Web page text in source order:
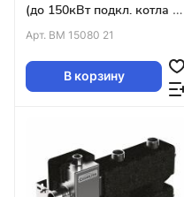
(до 150кВт подкл. котла G
1½″ 5+5 контуров
Арт. BM 15080 21
В корзину